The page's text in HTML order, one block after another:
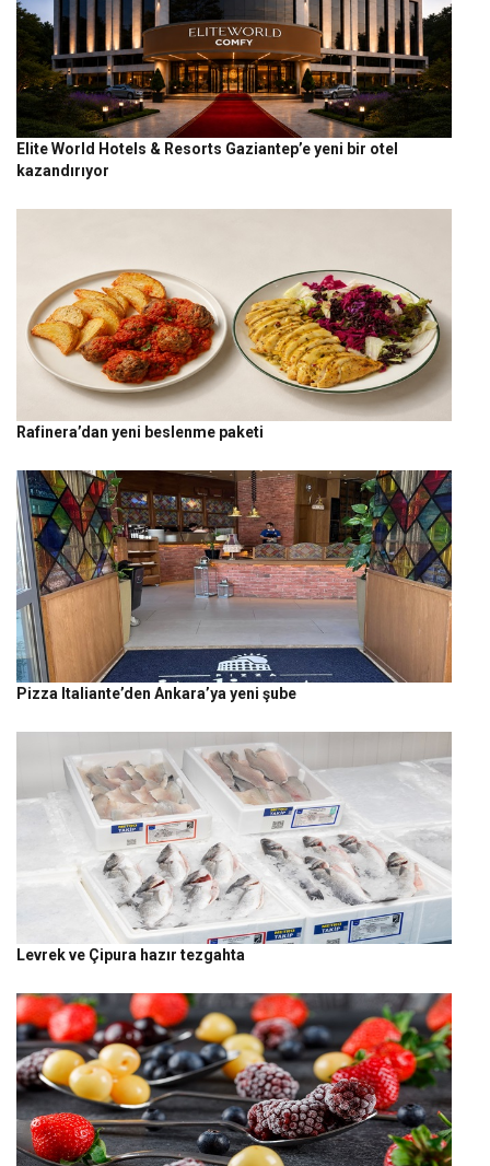
Elite World Hotels & Resorts Gaziantep’e yeni bir otel
kazandırıyor
Rafinera’dan yeni beslenme paketi
Pizza Italiante’den Ankara’ya yeni şube
Levrek ve Çipura hazır tezgahta